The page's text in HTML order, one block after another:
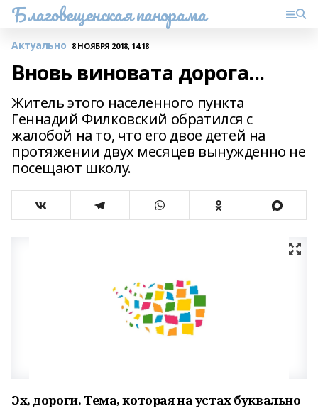
Благовещенская панорама
Актуально 8 НОЯБРЯ 2018, 14:18
Вновь виновата дорога...
Житель этого населенного пункта
Геннадий Филковский обратился с
жалобой на то, что его двое детей на
протяжении двух месяцев вынужденно не
посещают школу.
Эх, дороги. Тема, которая на устах буквально